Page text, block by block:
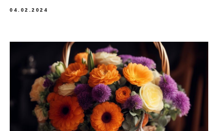
04.02.2024